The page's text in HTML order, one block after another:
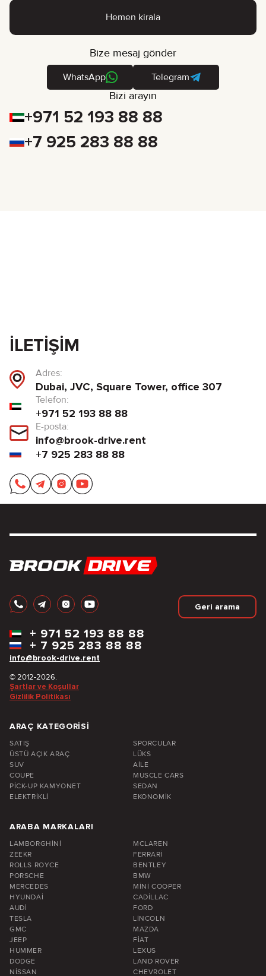
Hemen kirala
Bize mesaj gönder
WhatsApp Telegram
Bizi arayın
+971 52 193 88 88
+7 925 283 88 88
İLETIŞIM
Adres:
Dubai, JVC, Square Tower, office 307
Telefon:
+971 52 193 88 88
E-posta:
info@brook-drive.rent
+7 925 283 88 88
Geri arama
info@brook-drive.rent
+ 7 925 283 88 88
+ 971 52 193 88 88
© 2012-2026.
Şartlar ve Koşullar
Gizlilik Politikası
ARAÇ KATEGORISI
SATIŞ
SPORCULAR
ÜSTÜ AÇIK ARAÇ
LÜKS
SUV
AILE
COUPE
MUSCLE CARS
PICK-UP KAMYONET
SEDAN
ELEKTRIKLI
EKONOMIK
ARABA MARKALARI
LAMBORGHINI
MCLAREN
ZEEKR
FERRARI
ROLLS ROYCE
BENTLEY
PORSCHE
BMW
MERCEDES
MINI COOPER
HYUNDAI
CADILLAC
AUDI
FORD
TESLA
LINCOLN
GMC
MAZDA
JEEP
FIAT
HUMMER
LEXUS
DODGE
LAND ROVER
NISSAN
CHEVROLET